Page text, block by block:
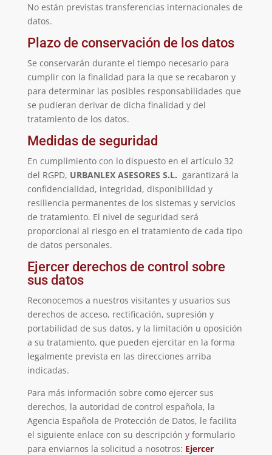
No están previstas transferencias internacionales de
datos.
Plazo de conservación de los datos
Se conservarán durante el tiempo necesario para
cumplir con la finalidad para la que se recabaron y
para determinar las posibles responsabilidades que
se pudieran derivar de dicha finalidad y del
tratamiento de los datos.
Medidas de seguridad
En cumplimiento con lo dispuesto en el artículo 32
del RGPD, URBANLEX ASESORES S.L. garantizará la
confidencialidad, integridad, disponibilidad y
resiliencia permanentes de los sistemas y servicios
de tratamiento. El nivel de seguridad será
proporcional al riesgo en el tratamiento de cada tipo
de datos personales.
Ejercer derechos de control sobre
sus datos
Reconocemos a nuestros visitantes y usuarios sus
derechos de acceso, rectificación, supresión y
portabilidad de sus datos, y la limitación u oposición
a su tratamiento, que pueden ejercitar en la forma
legalmente prevista en las direcciones arriba
indicadas.
Para más información sobre como ejercer sus
derechos, la autoridad de control española, la
Agencia Española de Protección de Datos, le facilita
el siguiente enlace con su descripción y formulario
para enviarnos la solicitud a nosotros: Ejercer